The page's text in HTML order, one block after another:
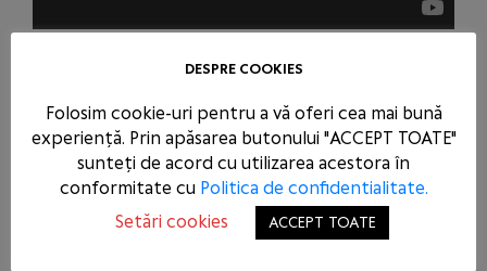
ARTICOLE SIMILARE
PSD CONDAMNĂ ACȚIUNEA
SCANDALOASĂ A USR ȘI PNL: AU
DIN BANII EUROPENI AI ROMÂNIEI
DESPRE COOKIES
Folosim cookie-uri pentru a vă oferi cea mai bună
experiență. Prin apăsarea butonului "ACCEPT TOATE"
sunteți de acord cu utilizarea acestora în
conformitate cu Politica de confidentialitate.
Setări cookies
ACCEPT TOATE